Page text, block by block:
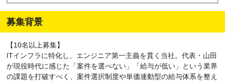
募集背景
【10名以上募集】
ITインフラに特化し、エンジニア第一主義を貫く当社。代表・山田
が現役時代に感じた「案件を選べない」「給与が低い」という業界
の課題を打破すべく、案件選択制度や単価連動型の給与体系を整え